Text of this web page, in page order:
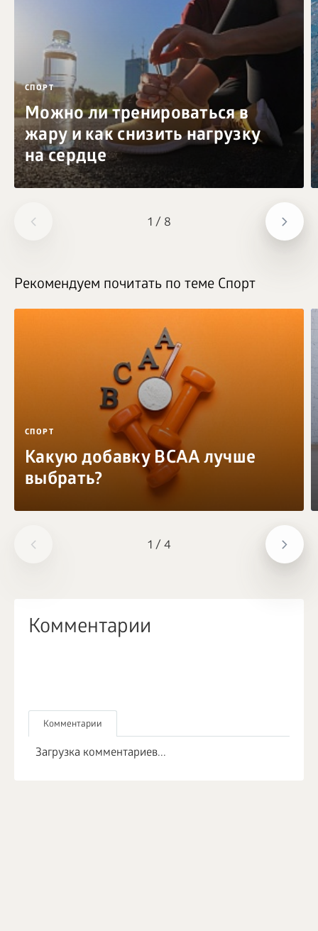
1 / 8
СПОРТ
Можно ли тренироваться в
жару и как снизить нагрузку
на сердце
1 / 4
Рекомендуем почитать по теме Спорт
СПОРТ
Какую добавку BCAA лучше
выбрать?
Комментарии
Комментарии
Загрузка комментариев...